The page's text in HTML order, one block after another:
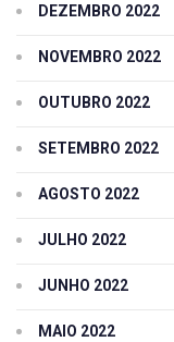
DEZEMBRO 2022
NOVEMBRO 2022
OUTUBRO 2022
SETEMBRO 2022
AGOSTO 2022
JULHO 2022
JUNHO 2022
MAIO 2022